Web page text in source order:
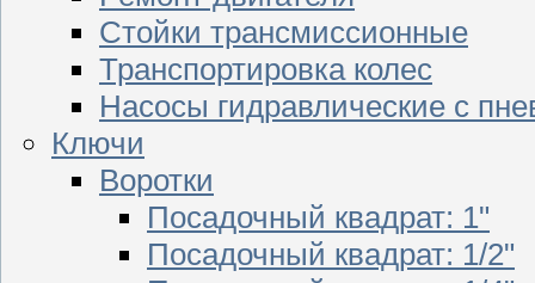
Стойки трансмиссионные
Транспортировка колес
Насосы гидравлические с
Ключи
Воротки
Посадочный квадрат: 1"
Посадочный квадрат: 1/2"